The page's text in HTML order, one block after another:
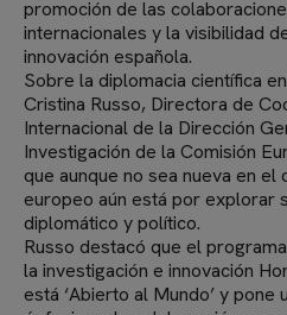
promoción de las
internacionales y la visibilidad
innovación española.
Sobre la diplomacia científica
Cristina Russo, Directora de
Internacional de la Dirección
Investigación de la Comisión
que aunque no sea nueva en el
europeo aún está por explorar
diplomático y político.
Russo destacó que el
la investigación e innovación
está ‘Abierto al Mundo’ y pone